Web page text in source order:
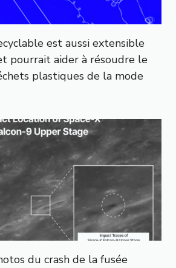
est aussi extensible
pourrait aider à résoudre le
plastiques de la mode
du crash de la fusée